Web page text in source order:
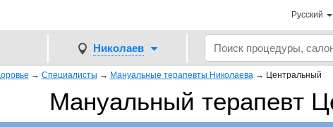
Русский
Николаев
→ Специалисты → Мануальные терапевты Николаева → Центральный
Мануальный терапевт